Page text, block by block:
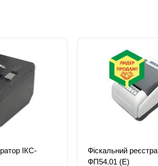
ІКС-
Фіскальний
ФП54.01 (Е)